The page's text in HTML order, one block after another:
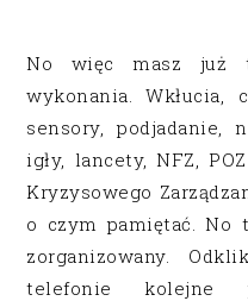
No więc masz już
wykonania. Wkłucia,
sensory, podjadanie,
igły, lancety, NFZ,
Kryzysowego
o czym pamiętać. No
zorganizowany.
telefonie kolejne